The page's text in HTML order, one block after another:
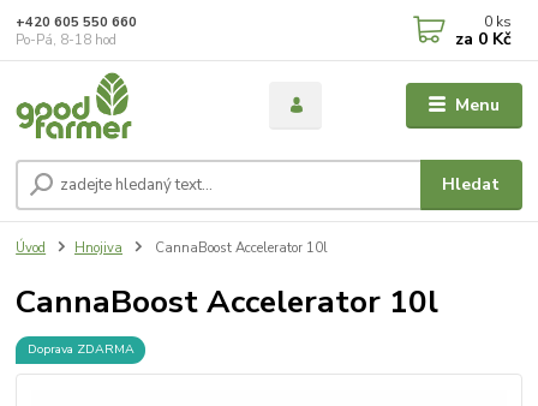
Menu
Hledat
+420 605 550 660
Po-Pá, 8-18 hod
0 ks
za 0 Kč
Úvod Hnojiva CannaBoost Accelerator 10l
CannaBoost Accelerator 10l
Doprava ZDARMA